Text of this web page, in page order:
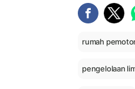
rumah
pengelolaan